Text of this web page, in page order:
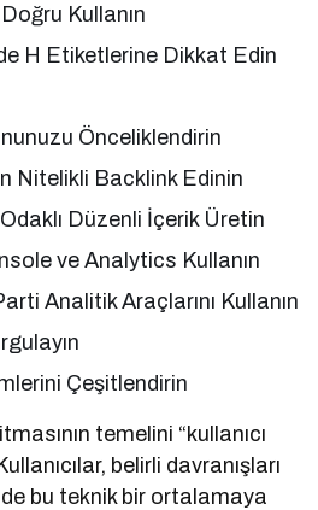
Kullanın
H Etiketlerine Dikkat Edin
Önceliklendirin
Nitelikli Backlink Edinin
Düzenli İçerik Üretin
ve Analytics Kullanın
Analitik Araçlarını Kullanın
Çeşitlendirin
temelini “kullanıcı
belirli davranışları
bu teknik bir ortalamaya